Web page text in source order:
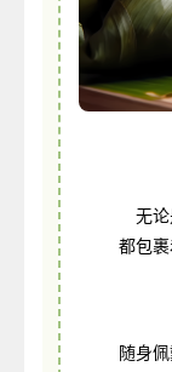
无
都包
随身